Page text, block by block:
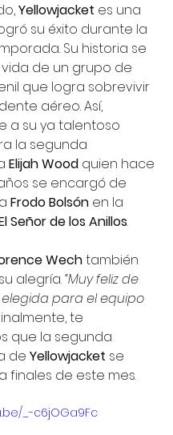
Yellowjacket es una
su éxito durante la
Su historia se
de un grupo de
que logra sobrevivir
aéreo. Así,
a su ya talentoso
la segunda
Elijah Wood quien hace
se encargó de
Frodo Bolsón en la
Señor de los Anillos.
Wech también
alegría. “Muy feliz de
para el equipo
te
que la segunda
de Yellowjacket se
finales de este mes.
_-c6jOGa9Fc